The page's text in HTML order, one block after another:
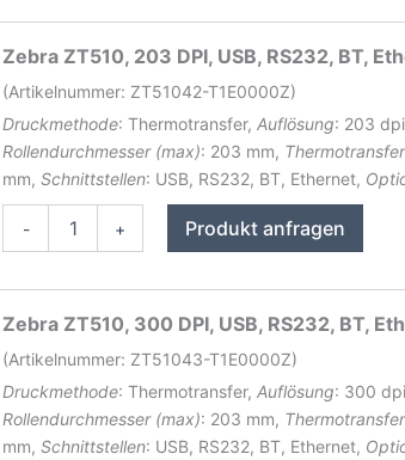
Menge
Zebra ZT510, 203 DPI, USB, RS232, BT,
(Artikelnummer: ZT51042-T1E0000Z)
Druckmethode: Thermotransfer, Auflösung: 203
Rollendurchmesser (max): 203 mm,
mm, Schnittstellen: USB, RS232, BT, Ethernet,
-
ZT510
Menge
+ Produkt anfragen
Zebra ZT510, 300 DPI, USB, RS232, BT,
(Artikelnummer: ZT51043-T1E0000Z)
Druckmethode: Thermotransfer, Auflösung: 300
Rollendurchmesser (max): 203 mm,
mm, Schnittstellen: USB, RS232, BT, Ethernet,